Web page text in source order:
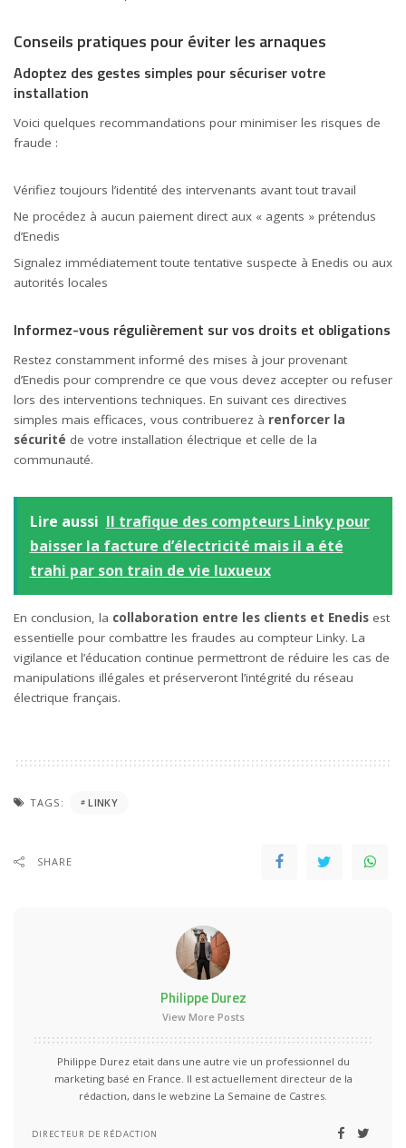
Conseils pratiques pour éviter les arnaques
Adoptez des gestes simples pour sécuriser votre
installation
Voici quelques recommandations pour minimiser les risques de
fraude :
Vérifiez toujours l’identité des intervenants avant tout travail
Ne procédez à aucun paiement direct aux « agents » prétendus
d’Enedis
Signalez immédiatement toute tentative suspecte à Enedis ou aux
autorités locales
Informez-vous régulièrement sur vos droits et obligations
Restez constamment informé des mises à jour provenant
d’Enedis pour comprendre ce que vous devez accepter ou refuser
lors des interventions techniques. En suivant ces directives
simples mais efficaces, vous contribuerez à renforcer la
sécurité de votre installation électrique et celle de la
communauté.
Lire aussi Il trafique des compteurs Linky pour
baisser la facture d’électricité mais il a été
trahi par son train de vie luxueux
En conclusion, la collaboration entre les clients et Enedis est
essentielle pour combattre les fraudes au compteur Linky. La
vigilance et l’éducation continue permettront de réduire les cas de
manipulations illégales et préserveront l’intégrité du réseau
électrique français.
TAGS: LINKY
SHARE
Philippe Durez
View More Posts
Philippe Durez etait dans une autre vie un professionnel du
marketing basé en France. Il est actuellement directeur de la
rédaction, dans le webzine La Semaine de Castres.
DIRECTEUR DE RÉDACTION